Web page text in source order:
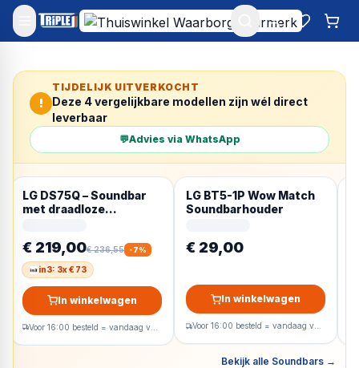
Mijn account
!
TIJDELIJK UITVERKOCHT
Deze 4vergelijkbare modellen zijn wél direct
leverbaar
💬Advies via WhatsApp
LG DS75Q – Soundbar
met draadloze
€ 219,00€ 236,55 -7%
in3: 3x € 73
In winkelwagen
LG BT5-1P Wow Match
Soundbarhouder
€ 29,00
In winkelwagen
Bekijk alle Soundbars →